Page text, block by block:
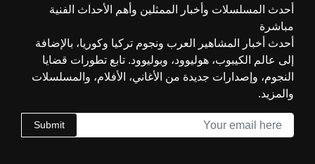
أحدث المسلسلات وأخبار الممثلين وأهم الأحداث الفنية
مباشرة
أحدث أخبار المشاهير العرب ونجوم تركيا وكوريا، بالإضافة
إلى عالم الكيبوب، هوليوود، وبوليوود. تابع تطورات قضايا
النجوم، وإصدارات جديدة من الأغاني، الأفلام، والمسلسلات
والمزيد.
Submit